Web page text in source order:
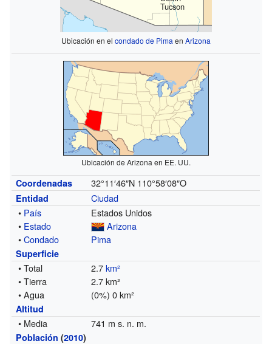
Tucson
Ubicación en el condado de Pima en Arizona
Ubicación de Arizona en EE. UU.
Coordenadas 32°11′46″N 110°58′08″O
Entidad
Ciudad
• País
Estados Unidos
• Estado
Arizona
•Condado Pima
Superficie
• Total 2.7km²
• Tierra
2.7 km²
• Agua
(0%) 0 km²
Altitud
• Media 741 m s. n. m.
Población (2010)